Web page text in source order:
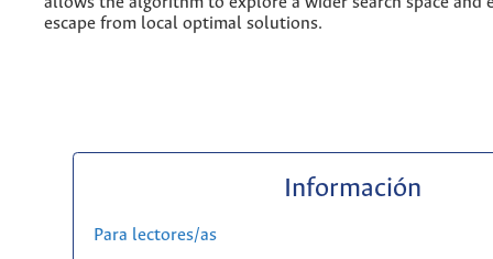
escape from local optimal solutions.
Información
Para lectores/as